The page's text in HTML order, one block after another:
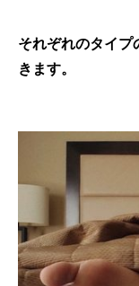
それぞれのタイプ
きます。